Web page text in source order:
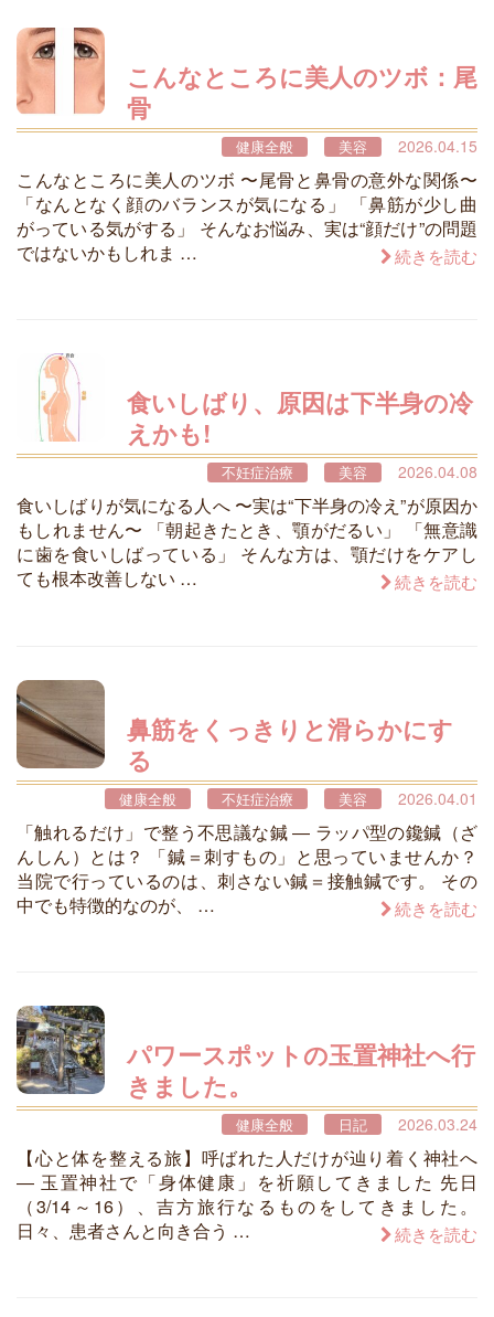
こんなところに美人のツボ：尾
骨
健康全般 美容 2026.04.15
こんなところに美人のツボ 〜尾骨と鼻骨の意外な関係〜
「なんとなく顔のバランスが気になる」 「鼻筋が少し曲
がっている気がする」 そんなお悩み、実は“顔だけ”の問題
ではないかもしれま …
続きを読む
食いしばり、原因は下半身の冷
えかも!
不妊症治療 美容 2026.04.08
食いしばりが気になる人へ 〜実は“下半身の冷え”が原因か
もしれません〜 「朝起きたとき、顎がだるい」 「無意識
に歯を食いしばっている」 そんな方は、顎だけをケアし
ても根本改善しない …
続きを読む
鼻筋をくっきりと滑らかにす
る
健康全般 不妊症治療 美容 2026.04.01
「触れるだけ」で整う不思議な鍼 ― ラッパ型の鑱鍼（ざ
んしん）とは？ 「鍼＝刺すもの」と思っていませんか？
当院で行っているのは、刺さない鍼＝接触鍼です。 その
中でも特徴的なのが、 …
続きを読む
パワースポットの玉置神社へ行
きました。
健康全般 日記 2026.03.24
【心と体を整える旅】呼ばれた人だけが辿り着く神社へ
― 玉置神社で「身体健康」を祈願してきました 先日
（3/14～16）、吉方旅行なるものをしてきました。
日々、患者さんと向き合う …
続きを読む